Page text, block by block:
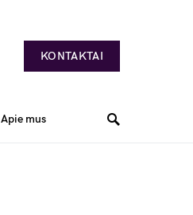
KONTAKTAI
Apie mus